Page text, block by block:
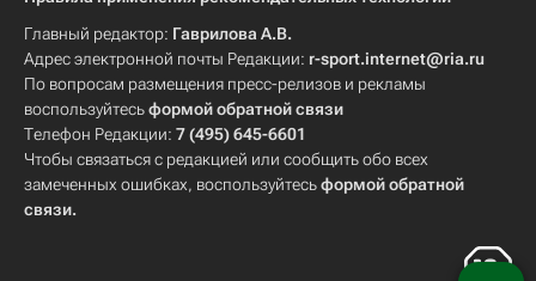
Главный редактор: Гаврилова А.В.
Адрес электронной почты Редакции: r-sport.internet@ria.ru
По вопросам размещения пресс-релизов и рекламы
воспользуйтесьформой обратной связи
Телефон Редакции: 7 (495) 645-6601
Чтобы связаться с редакцией или сообщить обо всех
замеченных ошибках, воспользуйтесьформой обратной
связи.